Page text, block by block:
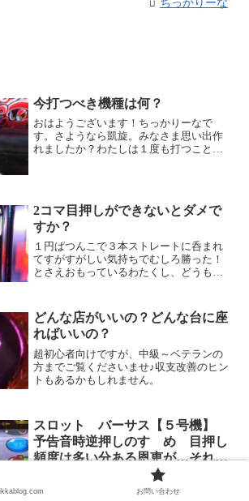
ちっかりーな
今打つべき機種は何？
おはようございます！ちっかりーなで
す。さようなら凱旋。みなさま思い出作
れましたか？わたしは１度も打つことな
店側が持っているいわゆる全...
2コマ目押しができないとダメで
すか？
１円ぱつんこで３本ストレートに呑まれ
てすがすがしい気持ちでむしろ勝った！
とさえおもっているわたくし、どうもこ
マって困っちゃいますね。そんなに困ら
なくてもできなくっても大...
どんな店がいいの？どんな台に座
ればいいの？
超初心者向けですが、中級～ベテランの
方までご覧くださいませ♪収支改善のヒン
トもあるかもしれません。
スロット バーサス【５号機】
予告音時逆押しのすゝめ 目押し
頻度は多い分ある恩恵が…それ
これを見たいがために打っているといっ
てもいいくらいたまらん。こんにちわ。
お問い合わせ